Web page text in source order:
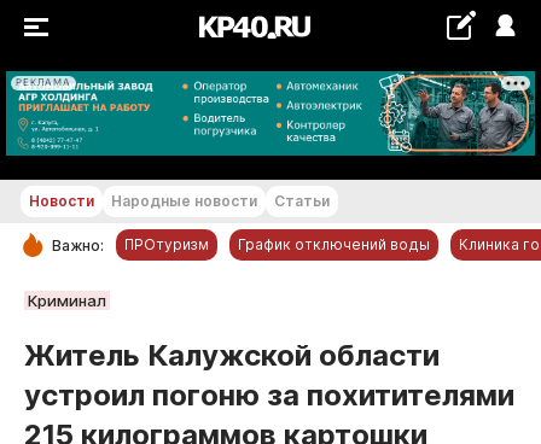
РЕКЛАМА
+26...+27 °С
РУБРИКИ
Обнинск
Новости компаний
Статьи
Новости Народные новости Статьи
Важно: ПРОтуризм График отключений воды Клиника
Криминал
Житель Калужской области
устроил погоню за похитителями
215 килограммов картошки